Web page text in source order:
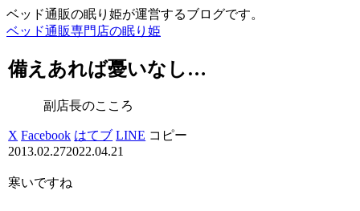
ベッド通販の眠り姫が運営するブログです。
ベッド通販専門店の眠り姫
備えあれば憂いなし…
副店長のこころ
X Facebook はてブ LINE コピー
2013.02.272022.04.21
寒いですね